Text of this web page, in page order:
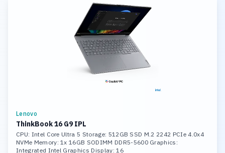
Lenovo
ThinkBook 16 G9 IPL
CPU: Intel Core Ultra 5 Storage: 512GB SSD M.2 2242 PCIe 4.0x4
NVMe Memory: 1x 16GB SODIMM DDR5-5600 Graphics:
Integrated Intel Graphics Display: 16